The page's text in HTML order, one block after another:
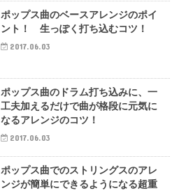
ポップス曲のベースアレンジのポイ
ント！ 生っぽく打ち込むコツ！
2017.06.03
ポップス曲のドラム打ち込みに、一
工夫加えるだけで曲が格段に元気に
なるアレンジのコツ！
2017.06.03
ポップス曲でのストリングスのアレ
ンジが簡単にできるようになる超重